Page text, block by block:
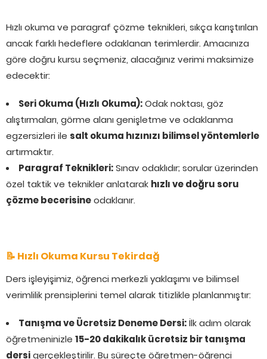
Hızlı okuma ve paragraf çözme teknikleri, sıkça karıştırılan
ancak farklı hedeflere odaklanan terimlerdir. Amacınıza
göre doğru kursu seçmeniz, alacağınız verimi maksimize
edecektir:
Seri Okuma (Hızlı Okuma):Odak noktası, göz
alıştırmaları, görme alanı genişletme ve odaklanma
egzersizleri ile salt okuma hızınızı bilimsel yöntemlerle
artırmaktır.
Paragraf Teknikleri:Sınav odaklıdır; sorular üzerinden
özel taktik ve teknikler anlatarak hızlı ve doğru soru
çözme becerisineodaklanır.
📝 Hızlı Okuma Kursu Tekirdağ
Ders işleyişimiz, öğrenci merkezli yaklaşımı ve bilimsel
verimlilik prensiplerini temel alarak titizlikle planlanmıştır:
Tanışma ve Ücretsiz Deneme Dersi:İlk adım olarak
öğretmeninizle 15-20 dakikalık ücretsiz bir tanışma
dersigerçekleştirilir. Bu süreçte öğretmen-öğrenci